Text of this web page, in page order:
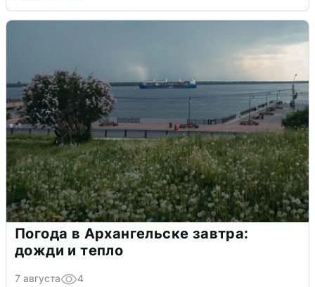
Погода в Архангельске завтра:
дожди и тепло
7 августа 4